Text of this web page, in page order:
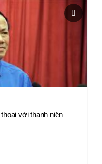
với thanh niên